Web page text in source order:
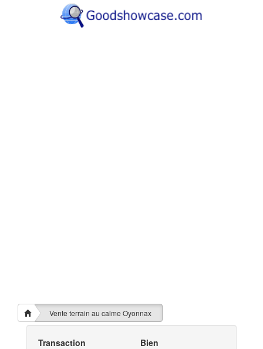
Vente terrain au calme Oyonnax
Transaction
Bien